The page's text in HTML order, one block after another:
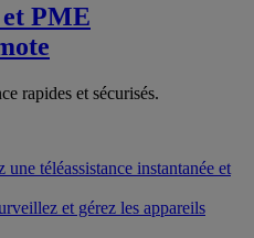
et PME
rapides et sécurisés.
une téléassistance instantanée et
et gérez les appareils